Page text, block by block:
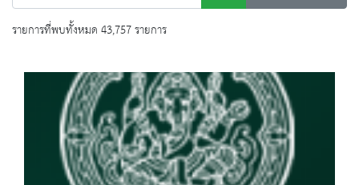
รายการที่พบทั้งหมด 43,757 รายการ